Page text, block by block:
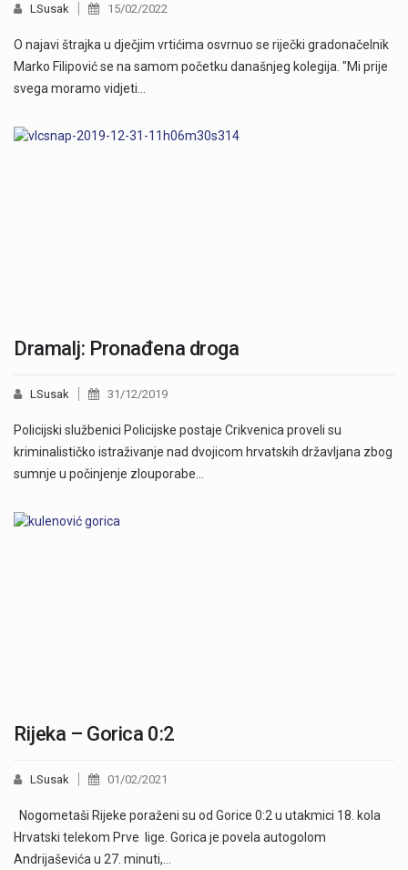
LSusak 15/02/2022
O najavi štrajka u dječjim vrtićima osvrnuo se riječki gradonačelnik
Marko Filipović se na samom početku današnjeg kolegija. "Mi prije
svega moramo vidjeti…
Dramalj: Pronađena droga
LSusak 31/12/2019
Policijski službenici Policijske postaje Crikvenica proveli su
kriminalističko istraživanje nad dvojicom hrvatskih državljana zbog
sumnje u počinjenje zlouporabe…
Rijeka – Gorica 0:2
LSusak 01/02/2021
Nogometaši Rijeke poraženi su od Gorice 0:2 u utakmici 18. kola
Hrvatski telekom Prve lige. Gorica je povela autogolom
Andrijaševića u 27. minuti,…